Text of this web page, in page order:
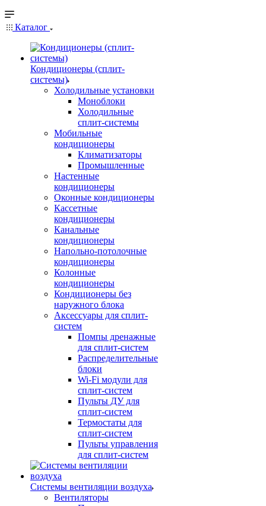
Каталог
Кондиционеры (сплит-
системы)
Холодильные установки
Моноблоки
Холодильные
сплит-системы
Мобильные
кондиционеры
Климатизаторы
Промышленные
Настенные
кондиционеры
Оконные кондиционеры
Кассетные
кондиционеры
Канальные
кондиционеры
Напольно-потолочные
кондиционеры
Колонные
кондиционеры
Кондиционеры без
наружного блока
Аксессуары для сплит-
систем
Помпы дренажные
для сплит-систем
Распределительные
блоки
Wi-Fi модули для
сплит-систем
Пульты ДУ для
сплит-систем
Термостаты для
сплит-систем
Пульты управления
для сплит-систем
Системы вентиляции воздуха
Вентиляторы